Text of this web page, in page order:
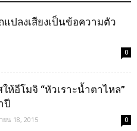
ปลงเสียงเป็นข้อความตัว
0
ห้อีโมจิ “หัวเราะน้ำตาไหล”
ปี
ยน 18, 2015 0